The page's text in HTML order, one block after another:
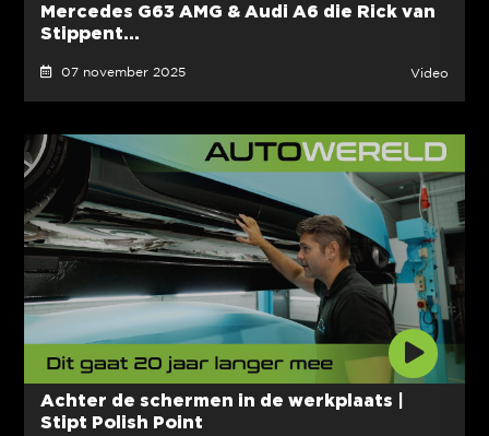
Mercedes G63 AMG & Audi A6 die Rick van
Stippent...
07 november 2025 Video
Achter de schermen in de werkplaats |
Stipt Polish Point